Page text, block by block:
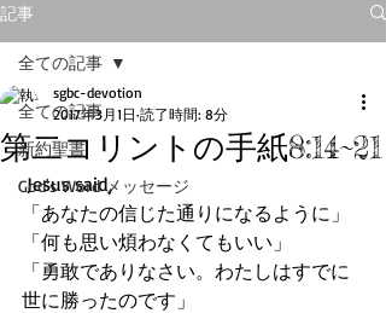
記事
全ての記事
新約聖書
God's Word メッセージ
全ての記事
第二コリントの手紙8:14~21
sgbc-devotion
2017年3月1日 読了時間: 8分
Jesus said,
「あなたの信じた通りになるように」
「何も思い煩わなくてもいい」
「勇敢でありなさい。わたしはすでに
世に勝ったのです」